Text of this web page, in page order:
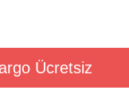
Ücretsiz